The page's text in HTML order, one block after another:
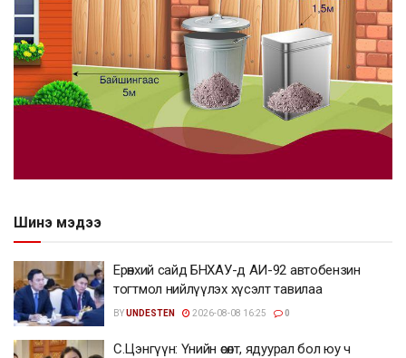
Шинэ мэдээ
Ерөнхий сайд БНХАУ-д АИ-92 автобензин
тогтмол нийлүүлэх хүсэлт тавилаа
BYUNDESTEN 2026-08-08 16:25 0
С.Цэнгүүн: Үнийн өсөлт, ядуурал бол юу ч